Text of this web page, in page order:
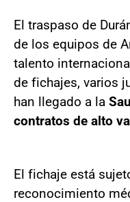
El traspaso de
de los equipos de
talento
de fichajes, varios
han llegado a la
contratos de alto
El fichaje está
reconocimiento